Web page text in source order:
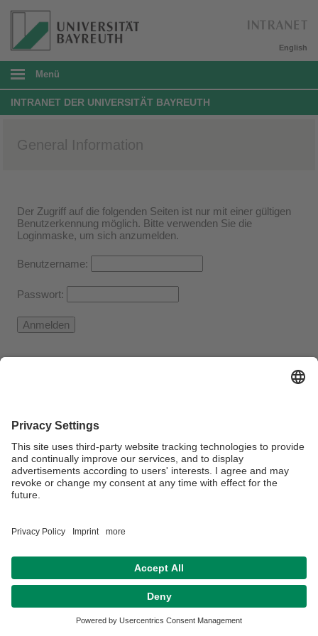
English
Menü
INTRANET DER UNIVERSITÄT BAYREUTH
General Information
Der Zugriff auf die folgenden Seiten ist nur mit einer gültigen
Benutzerkennung möglich. Bitte verwenden Sie die
Loginmaske, um sich anzumelden.
Benutzername:
Passwort:
Datenschutz / Disclaimer Impressum
Hausordnung
Barrierefreiheitserklaerung